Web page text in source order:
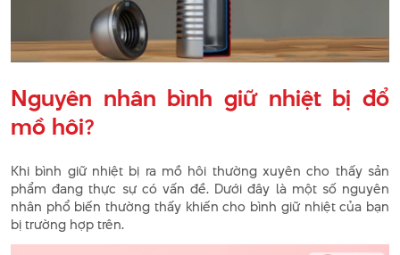
Nguyên nhân bình giữ nhiệt bị đổ
mồ hôi?
Khi bình giữ nhiệt bị ra mồ hôi thường xuyên cho thấy sản
phẩm đang thực sự có vấn đề. Dưới đây là một số nguyên
nhân phổ biến thường thấy khiến cho bình giữ nhiệt của bạn
bị trường hợp trên.